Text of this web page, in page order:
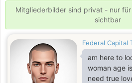
Mitgliederbilder sind privat - nur
sichtbar
Federal Capital
am here to
woman age
need true